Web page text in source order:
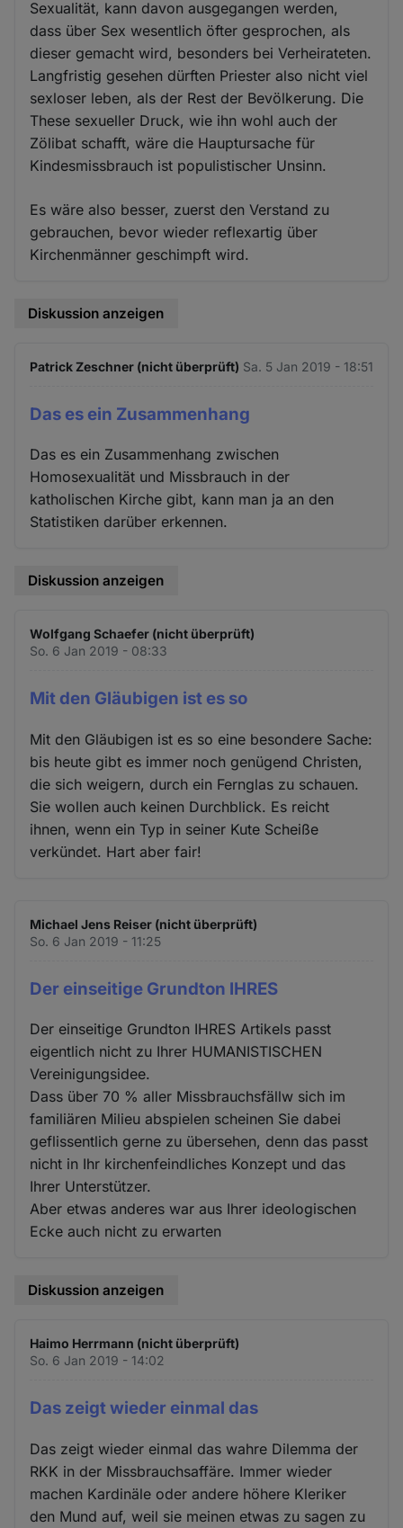
Sexualität, kann davon ausgegangen werden,
dass über Sex wesentlich öfter gesprochen, als
dieser gemacht wird, besonders bei Verheirateten.
Langfristig gesehen dürften Priester also nicht viel
sexloser leben, als der Rest der Bevölkerung. Die
These sexueller Druck, wie ihn wohl auch der
Zölibat schafft, wäre die Hauptursache für
Kindesmissbrauch ist populistischer Unsinn.
Es wäre also besser, zuerst den Verstand zu
gebrauchen, bevor wieder reflexartig über
Kirchenmänner geschimpft wird.
Diskussion anzeigen
Patrick Zeschner (nicht überprüft) Sa. 5 Jan 2019 - 18:51
Das es ein Zusammenhang
Das es ein Zusammenhang zwischen
Homosexualität und Missbrauch in der
katholischen Kirche gibt, kann man ja an den
Statistiken darüber erkennen.
Diskussion anzeigen
Wolfgang Schaefer (nicht überprüft)
So. 6 Jan 2019 - 08:33
Mit den Gläubigen ist es so
Mit den Gläubigen ist es so eine besondere Sache:
bis heute gibt es immer noch genügend Christen,
die sich weigern, durch ein Fernglas zu schauen.
Sie wollen auch keinen Durchblick. Es reicht
ihnen, wenn ein Typ in seiner Kute Scheiße
verkündet. Hart aber fair!
Michael Jens Reiser (nicht überprüft)
So. 6 Jan 2019 - 11:25
Der einseitige Grundton IHRES
Der einseitige Grundton IHRES Artikels passt
eigentlich nicht zu Ihrer HUMANISTISCHEN
Vereinigungsidee.
Dass über 70 % aller Missbrauchsfällw sich im
familiären Milieu abspielen scheinen Sie dabei
geflissentlich gerne zu übersehen, denn das passt
nicht in Ihr kirchenfeindliches Konzept und das
Ihrer Unterstützer.
Aber etwas anderes war aus Ihrer ideologischen
Ecke auch nicht zu erwarten
Diskussion anzeigen
Haimo Herrmann (nicht überprüft)
So. 6 Jan 2019 - 14:02
Das zeigt wieder einmal das
Das zeigt wieder einmal das wahre Dilemma der
RKK in der Missbrauchsaffäre. Immer wieder
machen Kardinäle oder andere höhere Kleriker
den Mund auf, weil sie meinen etwas zu sagen zu